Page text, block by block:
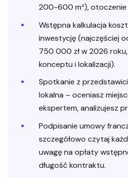
200-600 m²), otoczenie
Wstępna kalkulacja
inwestycję (najczęściej
750 000 zł w 2026
konceptu i lokalizacji).
Spotkanie z
lokalna – oceniasz
ekspertem, analizujesz
Podpisanie umowy
szczegółowo czytaj
uwagę na opłaty
długość kontraktu.